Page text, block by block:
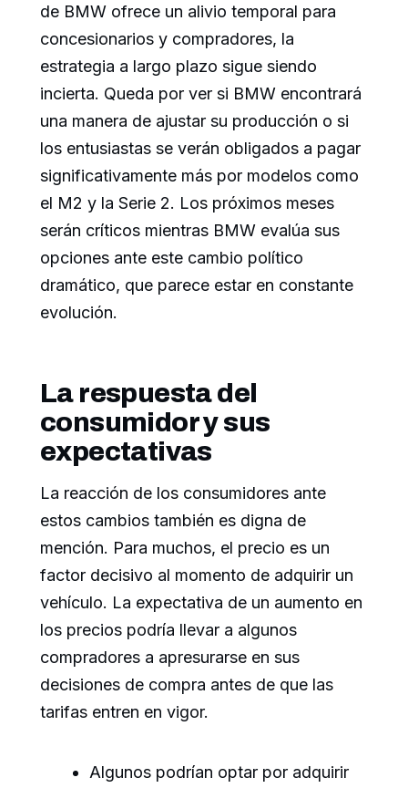
de BMW ofrece un alivio temporal para
concesionarios y compradores, la
estrategia a largo plazo sigue siendo
incierta. Queda por ver si BMW encontrará
una manera de ajustar su producción o si
los entusiastas se verán obligados a pagar
significativamente más por modelos como
el M2 y la Serie 2. Los próximos meses
serán críticos mientras BMW evalúa sus
opciones ante este cambio político
dramático, que parece estar en constante
evolución.
La respuesta del
consumidor y sus
expectativas
La reacción de los consumidores ante
estos cambios también es digna de
mención. Para muchos, el precio es un
factor decisivo al momento de adquirir un
vehículo. La expectativa de un aumento en
los precios podría llevar a algunos
compradores a apresurarse en sus
decisiones de compra antes de que las
tarifas entren en vigor.
Algunos podrían optar por adquirir